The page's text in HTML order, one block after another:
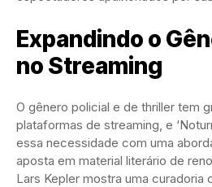
Expandindo o
no Streaming
O gênero policial e de thriller tem
plataformas de streaming, e
essa necessidade com uma
aposta em material literário de
Lars Kepler mostra uma curadoria